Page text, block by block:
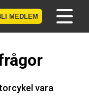
MEDLEM
vara